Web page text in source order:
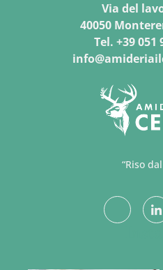
Via del
40050
Tel. +39 051
“Riso